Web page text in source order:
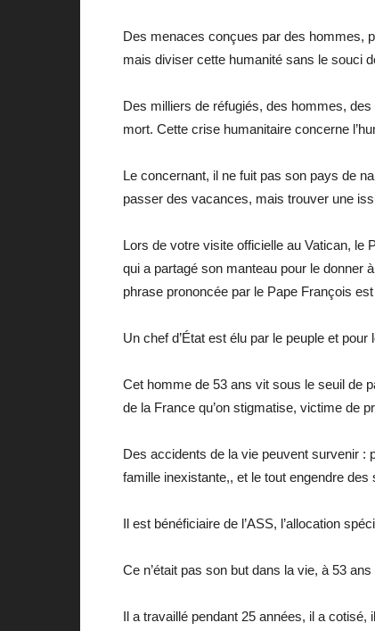
Des menaces conçues par des hommes,
mais diviser cette humanité sans le souci
Des milliers de réfugiés, des hommes,
mort. Cette crise humanitaire concerne
Le concernant, il ne fuit pas son pays de
passer des vacances, mais trouver une
Lors de votre visite officielle au Vatican, le
qui a partagé son manteau pour le donner
phrase prononcée par le Pape François
Un chef d’État est élu par le peuple et
Cet homme de 53 ans vit sous le seuil de
de la France qu’on stigmatise, victime de
Des accidents de la vie peuvent survenir :
famille inexistante,, et le tout engendre
Il est bénéficiaire de l’ASS, l’allocation
Ce n’était pas son but dans la vie, à 53
Il a travaillé pendant 25 années, il a